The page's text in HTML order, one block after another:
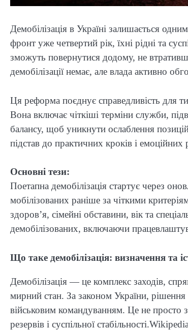
Демобілізація в Україні залишається
фронт уже четвертий рік, їхні рідні та
зможуть повернутися додому, не
демобілізації немає, але влада активно
Ця реформа поєднує справедливість для
Вона включає чіткіші терміни служби,
балансу, щоб уникнути ослаблення
підстав до практичних кроків і
Основні тези:
Поетапна демобілізація стартує через
мобілізованих раніше за чіткими
здоров’я, сімейні обставини, вік та
демобілізованих, включаючи
Що таке демобілізація: визначення та
Демобілізація — це комплекс заходів,
мирний стан. За законом України,
військовим командуванням. Це не просто
резервів і суспільної стабільності.⁠Wikipedia